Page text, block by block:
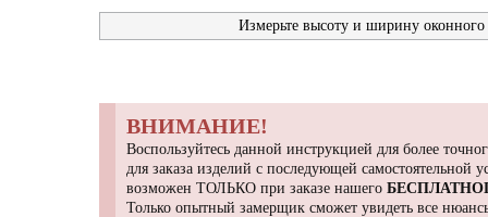
Измерьте высоту и ширину оконного
ВНИМАНИЕ!
Воспользуйтесь данной инструкцией для более
для заказа изделий с последующей
возможен ТОЛЬКО при заказе нашего
Только опытный замерщик сможет увидеть все